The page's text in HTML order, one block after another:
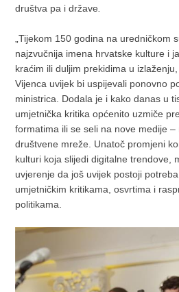
društva pa i države.
„Tijekom 150 godina na uredničkom
najzvučnija imena hrvatske kulture i
kraćim ili duljim prekidima u
Vijenca uvijek bi uspijevali ponovno
ministrica. Dodala je i kako danas u
umjetnička kritika općenito uzmiče
formatima ili se seli na nove medije
društvene mreže. Unatoč promjeni
kulturi koja slijedi digitalne trendove,
uvjerenje da još uvijek postoji
umjetničkim kritikama, osvrtima i
politikama.